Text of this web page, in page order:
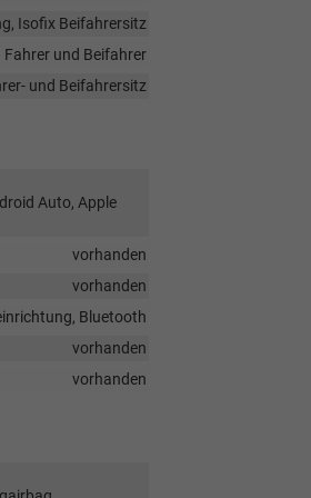
Isofix Beifahrersitz
Fahrer und Beifahrer
und Beifahrersitz
Auto, Apple
vorhanden
vorhanden
Bluetooth
vorhanden
vorhanden